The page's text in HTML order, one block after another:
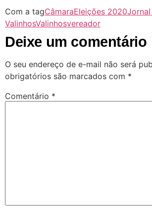
Com a tagCâmaraEleições 2020
ValinhosValinhosvereador
Deixe um comentário
O seu endereço de e-mail não será
obrigatórios são marcados com *
Comentário *